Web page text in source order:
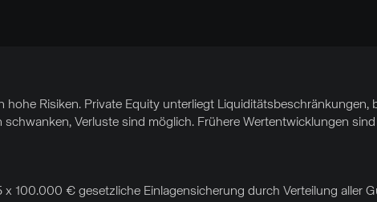
Risiken. Private Equity unterliegt Liquiditätsbeschränkungen,
schwanken, Verluste sind möglich. Frühere Wertentwicklungen
x 100.000 € gesetzliche Einlagensicherung durch Verteilung aller